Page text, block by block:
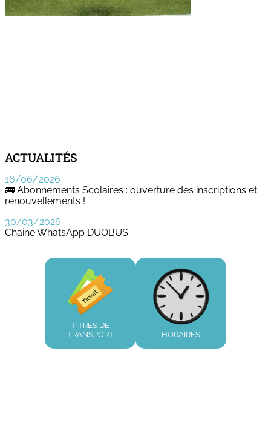
ACTUALITÉS
16/06/2026
🚌 Abonnements Scolaires : ouverture des inscriptions et
renouvellements !
30/03/2026
Chaine WhatsApp DUOBUS
TITRES DE
TRANSPORT
HORAIRES